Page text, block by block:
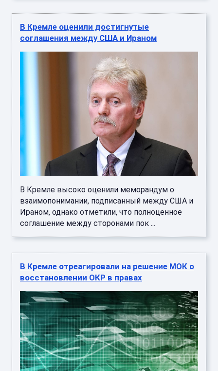
В Кремле оценили достигнутые
соглашения между США и Ираном
В Кремле высоко оценили меморандум о
взаимопонимании, подписанный между США и
Ираном, однако отметили, что полноценное
соглашение между сторонами пок ...
В Кремле отреагировали на решение МОК о
восстановлении ОКР в правах